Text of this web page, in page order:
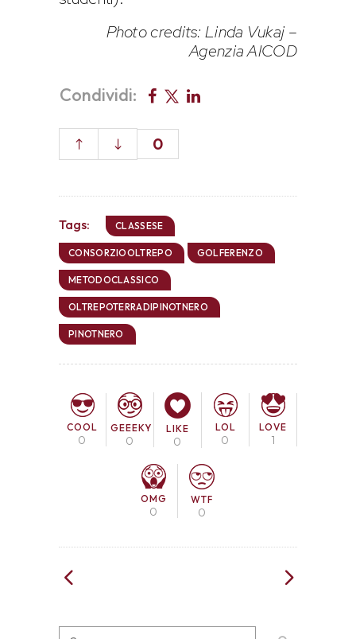
Photo credits: Linda Vukaj –
Agenzia AICOD
Condividi:
0
Tags: CLASSESE
CONSORZIOOLTREPO GOLFERENZO
METODOCLASSICO
OLTREPOTERRADIPINOTNERO
PINOTNERO
COOL
0
GEEEKY
0
LIKE
0
LOL
0
LOVE
1
OMG
0
WTF
0